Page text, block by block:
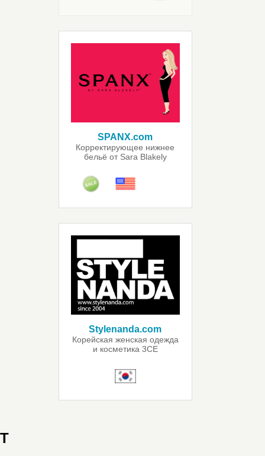
SPANX.com
Корректирующее нижнее
бельё от Sara Blakely
Stylenanda.com
Корейская женская одежда
и косметика 3CE
T